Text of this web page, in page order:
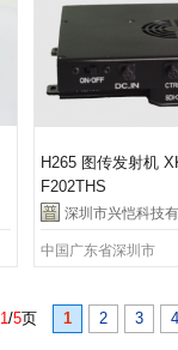
H265 图传发射机
F202THS
深圳市兴恺科技
中国广东省深圳市
1/5页 1 2 3 4